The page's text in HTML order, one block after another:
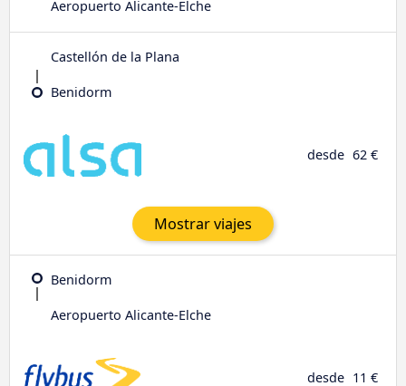
Aeropuerto Alicante-Elche
Castellón de la Plana
Benidorm
desde 62 €
Mostrar viajes
Benidorm
Aeropuerto Alicante-Elche
desde 11 €